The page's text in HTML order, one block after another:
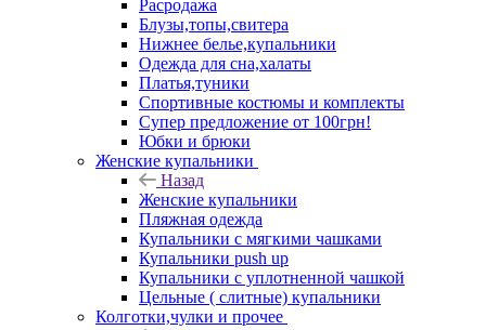
Расродажа
Блузы,топы,свитера
Нижнее белье,купальники
Одежда для сна,халаты
Платья,туники
Спортивные костюмы и комплекты
Супер предложение от 100грн!
Юбки и брюки
Женские купальники
Назад
Женские купальники
Пляжная одежда
Купальники с мягкими чашками
Купальники push up
Купальники с уплотненной чашкой
Цельные ( слитные) купальники
Колготки,чулки и прочее